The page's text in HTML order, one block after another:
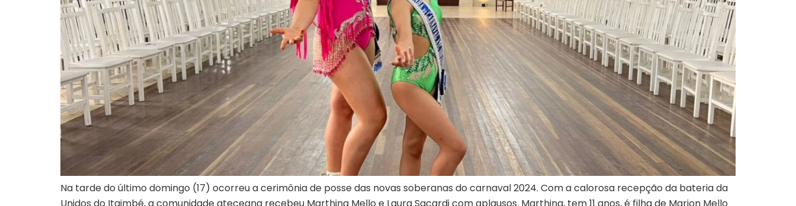
Na tarde do último domingo (17) ocorreu a cerimônia de posse das novas soberanas do carnaval 2024. Com a calorosa recepção da bateria da